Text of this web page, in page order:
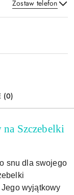
Zostaw telefon
(0)
na Szczebelki
snu dla swojego
wyjątkowy